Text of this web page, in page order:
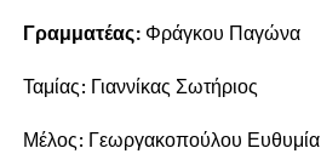
Γραμματέας: Φράγκου Παγώνα
Ταμίας: Γιαννίκας Σωτήριος
Μέλος: Γεωργακοπούλου Ευθυμία